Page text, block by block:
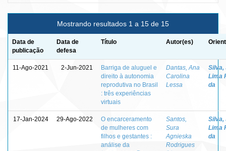
Mostrando resultados 1 a 15 de 15
Data de
publicação
Data de
defesa
Título Autor(es)
11-Ago-2021 2-Jun-2021
Barriga de aluguel e
direito à autonomia
reprodutiva no Brasil
: três experiências
virtuais
Dantas, Ana
Carolina
Lessa
Silva,
Lima
da
17-Jan-2024 29-Ago-2022
O encarceramento
de mulheres com
filhos e gestantes :
análise da
Santos,
Sura
Agnieska
Rodrigues
Silva,
Lima
da